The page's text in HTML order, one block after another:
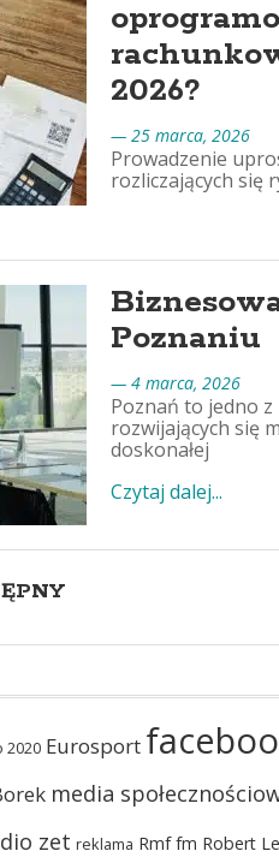
2026?
— 25 marca, 2026
Prowadzenie
rozliczających się
Poznaniu
— 4 marca, 2026
Poznań to jedno
rozwijających się
doskonałej
Czytaj dalej...
2020 Eurosport
media
zet reklama Rmf fm Robert